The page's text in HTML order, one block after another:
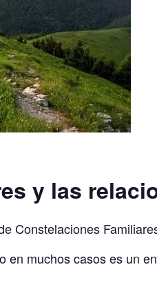
y las
Constelaciones
muchos casos es un